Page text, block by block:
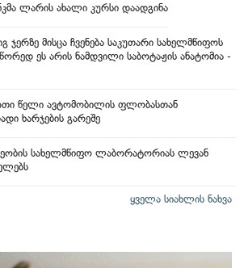
ლარის ახალი კურსი დაადგინა
ჯერზე მისცა ჩვენება საკუთარი სახელმწიფოს
ეს არის ნამდვილი საბოტაჟის ანატომია -
წელი ავტომობილის ფლობასთან
ხარჯების გარეშე
სახელმწიფო ლაბორატორიას ლევან
ყველა სიახლის ნახვა